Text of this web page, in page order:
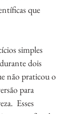
que
simples
dois
não praticou o
para
Esses